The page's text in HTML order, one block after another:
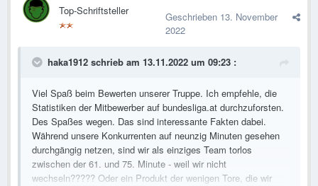
Top-Schriftsteller Geschrieben 13. November
2022
haka1912 schrieb am 13.11.2022 um 09:23 :
Viel Spaß beim Bewerten unserer Truppe. Ich empfehle, die
Statistiken der Mitbewerber auf bundesliga.at durchzuforsten.
Des Spaßes wegen. Das sind interessante Fakten dabei.
Während unsere Konkurrenten auf neunzig Minuten gesehen
durchgängig netzen, sind wir als einziges Team torlos
zwischen der 61. und 75. Minute - weil wir nicht
wechseln????? Oder ein Produkt der wenigen Tore, die wir